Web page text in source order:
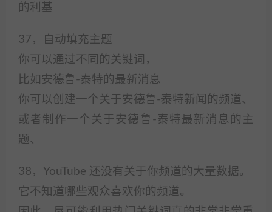
的利基
37，自动填充主题
你可以通过不同的关键词，
比如安德鲁-泰特的最新消息
你可以创建一个关于安德鲁-泰特新闻的频道、
或者制作一个关于安德鲁-泰特最新消息的主
题、
38，YouTube 还没有关于你频道的大量数据。
它不知道哪些观众喜欢你的频道。